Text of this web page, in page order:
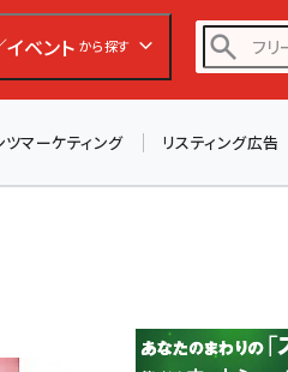
ベント から探す
ツマーケティング リスティング広告
手」とは？
】